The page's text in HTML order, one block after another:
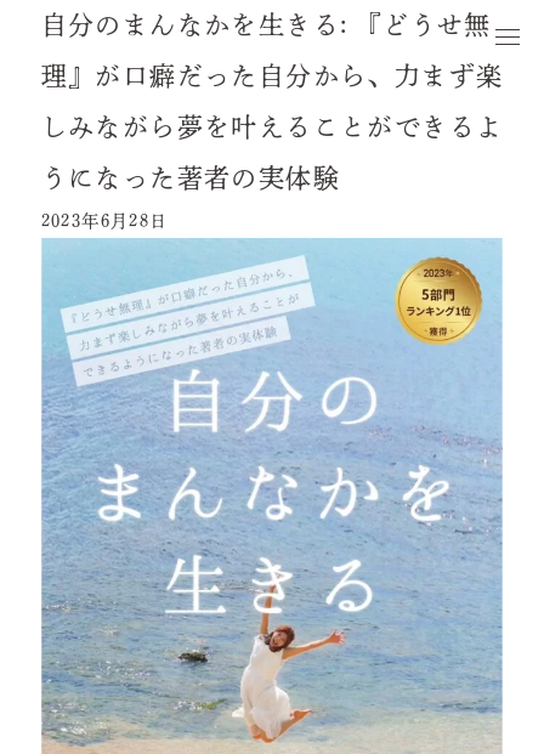
自分のまんなかを生きる: 『どうせ無
理』が口癖だった自分から、力まず楽
しみながら夢を叶えることができるよ
うになった著者の実体験
2023年6月28日